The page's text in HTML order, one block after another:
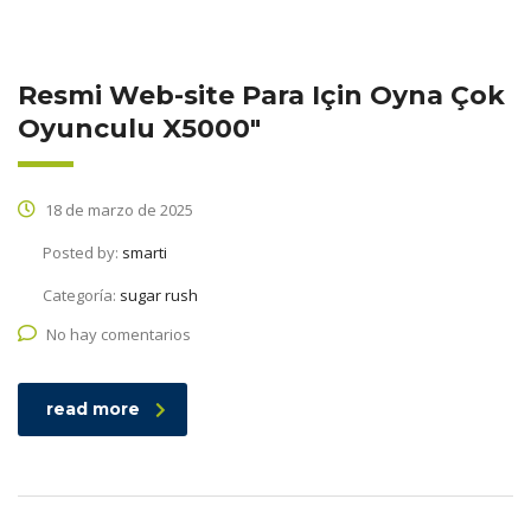
Resmi Web-site Para Için Oyna Çok
Oyunculu X5000″
18 de marzo de 2025
Posted by: smarti
Categoría: sugar rush
No hay comentarios
read more